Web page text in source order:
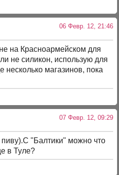
06 Февр. 12, 21:46
на Красноармейском для
не силикон, использую для
магазинов, пока
07 Февр. 12, 09:29
"Балтики" можно что
в Туле?